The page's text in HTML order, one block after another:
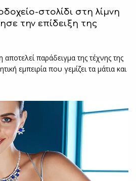
στολίδι στη λίμνη
την επίδειξη της
παράδειγμα της τέχνης της
εμπειρία που γεμίζει τα μάτια και